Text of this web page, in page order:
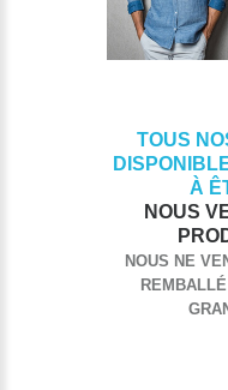
TOUS
À
NOUS
NOUS NE